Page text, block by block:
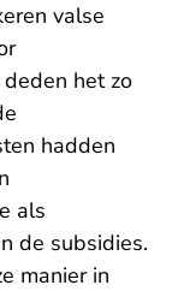
valse
het zo
hadden
als
de subsidies.
manier in